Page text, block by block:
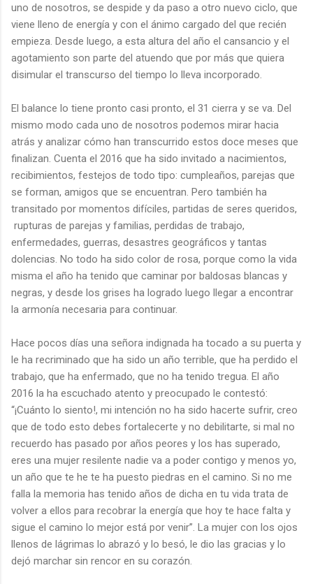
uno de nosotros, se despide y da paso a otro nuevo ciclo, que
viene lleno de energía y con el ánimo cargado del que recién
empieza. Desde luego, a esta altura del año el cansancio y el
agotamiento son parte del atuendo que por más que quiera
disimular el transcurso del tiempo lo lleva incorporado.
El balance lo tiene pronto casi pronto, el 31 cierra y se va. Del
mismo modo cada uno de nosotros podemos mirar hacia
atrás y analizar cómo han transcurrido estos doce meses que
finalizan. Cuenta el 2016 que ha sido invitado a nacimientos,
recibimientos, festejos de todo tipo: cumpleaños, parejas que
se forman, amigos que se encuentran. Pero también ha
transitado por momentos difíciles, partidas de seres queridos,
rupturas de parejas y familias, perdidas de trabajo,
enfermedades, guerras, desastres geográficos y tantas
dolencias. No todo ha sido color de rosa, porque como la vida
misma el año ha tenido que caminar por baldosas blancas y
negras, y desde los grises ha logrado luego llegar a encontrar
la armonía necesaria para continuar.
Hace pocos días una señora indignada ha tocado a su puerta y
le ha recriminado que ha sido un año terrible, que ha perdido el
trabajo, que ha enfermado, que no ha tenido tregua. El año
2016 la ha escuchado atento y preocupado le contestó:
“¡Cuánto lo siento!, mi intención no ha sido hacerte sufrir, creo
que de todo esto debes fortalecerte y no debilitarte, si mal no
recuerdo has pasado por años peores y los has superado,
eres una mujer resilente nadie va a poder contigo y menos yo,
un año que te he te ha puesto piedras en el camino. Si no me
falla la memoria has tenido años de dicha en tu vida trata de
volver a ellos para recobrar la energía que hoy te hace falta y
sigue el camino lo mejor está por venir”. La mujer con los ojos
llenos de lágrimas lo abrazó y lo besó, le dio las gracias y lo
dejó marchar sin rencor en su corazón.